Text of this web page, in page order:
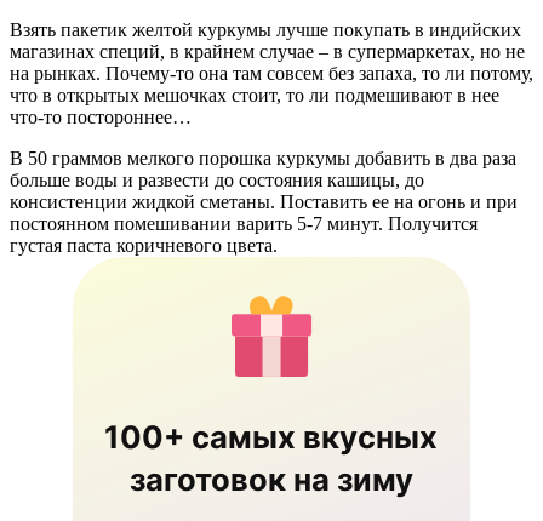
Взять пакетик желтой куркумы лучше покупать в индийских
магазинах специй, в крайнем случае – в супермаркетах, но не
на рынках. Почему-то она там совсем без запаха, то ли потому,
что в открытых мешочках стоит, то ли подмешивают в нее
что-то постороннее…
В 50 граммов мелкого порошка куркумы добавить в два раза
больше воды и развести до состояния кашицы, до
консистенции жидкой сметаны. Поставить ее на огонь и при
постоянном помешивании варить 5-7 минут. Получится
густая паста коричневого цвета.
100+ самых вкусных
заготовок на зиму